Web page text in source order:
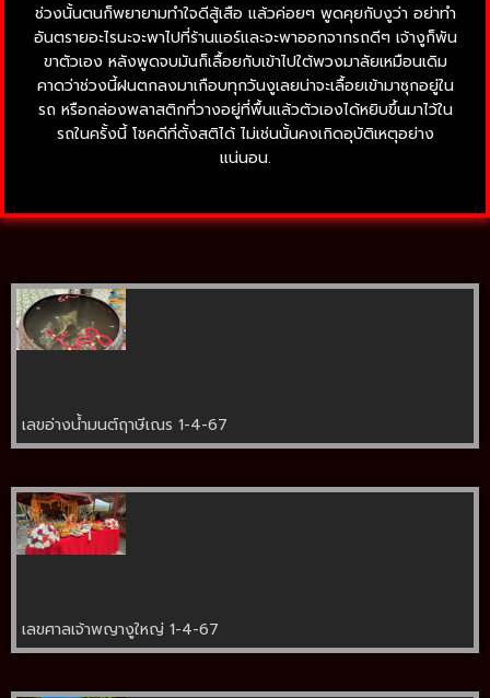
ช่วงนั้นตนก็พยายามทำใจดีสู้เสือ แล้วค่อยๆ พูดคุยกับงูว่า อย่าทำ
อันตรายอะไรนะจะพาไปที่ร้านแอร์และจะพาออกจากรถดีๆ เจ้างูก็พัน
ขาตัวเอง หลังพูดจบมันก็เลื้อยกับเข้าไปใต้พวงมาลัยเหมือนเดิม
คาดว่าช่วงนี้ฝนตกลงมาเกือบทุกวันงูเลยน่าจะเลื้อยเข้ามาซุกอยู่ใน
รถ หรือกล่องพลาสติกที่วางอยู่ที่พื้นแล้วตัวเองได้หยิบขึ้นมาไว้ใน
รถในครั้งนี้ โชคดีที่ตั้งสติได้ ไม่เช่นนั้นคงเกิดอุบัติเหตุอย่าง
แน่นอน.
เลขอ่างน้ำมนต์ฤาษีเณร 1-4-67
เลขศาลเจ้าพญางูใหญ่ 1-4-67